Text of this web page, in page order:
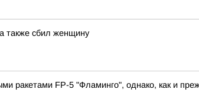
также сбил женщину
ракетами FP-5 "Фламинго", однако, как и